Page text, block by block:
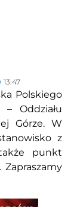
13:47
Polskiego
Oddziału
Górze. W
z
punkt